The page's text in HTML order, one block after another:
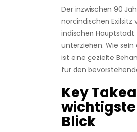
Der inzwischen 90
nordindischen Exilsitz
indischen Hauptstadt
unterziehen. Wie
ist eine gezielte
für den
Key
Blick